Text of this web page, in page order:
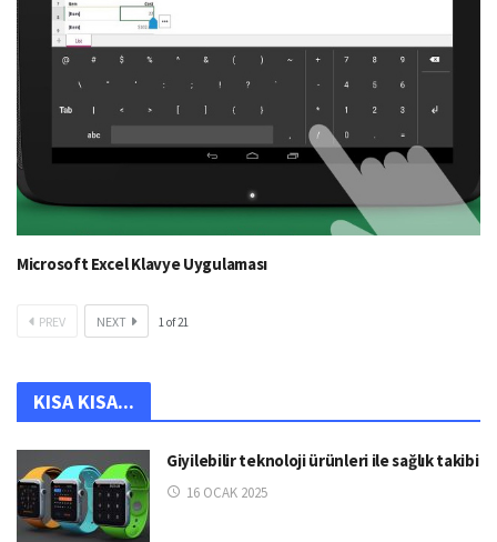
Microsoft Excel Klavye Uygulaması
PREV NEXT 1of21
KISA KISA...
Giyilebilir teknoloji ürünleri ile sağlık takibi
16 OCAK 2025